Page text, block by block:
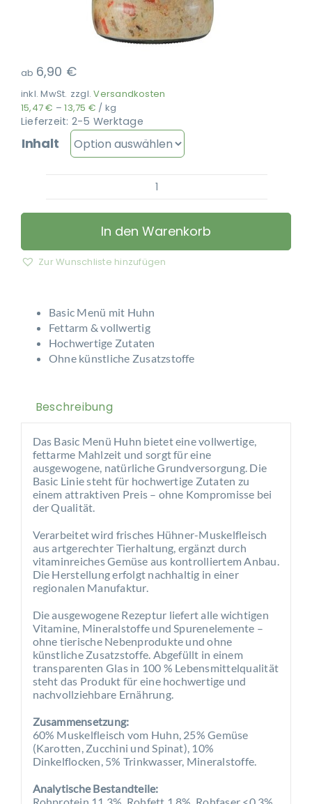
ab 6,90 €
inkl. MwSt. zzgl.Versandkosten
15,47€ –13,75 € / kg
Lieferzeit: 2-5 Werktage
Inhalt
For
Dogs
Only
Basic
In den Warenkorb
Zur Wunschliste hinzufügen
Basic Menü mit Huhn
Fettarm & vollwertig
Hochwertige Zutaten
Ohne künstliche Zusatzstoffe
Beschreibung
Das Basic Menü Huhn bietet eine vollwertige,
fettarme Mahlzeit und sorgt für eine
ausgewogene, natürliche Grundversorgung. Die
Basic Linie steht für hochwertige Zutaten zu
einem attraktiven Preis – ohne Kompromisse bei
der Qualität.
Verarbeitet wird frisches Hühner-Muskelfleisch
aus artgerechter Tierhaltung, ergänzt durch
vitaminreiches Gemüse aus kontrolliertem Anbau.
Die Herstellung erfolgt nachhaltig in einer
regionalen Manufaktur.
Die ausgewogene Rezeptur liefert alle wichtigen
Vitamine, Mineralstoffe und Spurenelemente –
ohne tierische Nebenprodukte und ohne
künstliche Zusatzstoffe. Abgefüllt in einem
transparenten Glas in 100 % Lebensmittelqualität
steht das Produkt für eine hochwertige und
nachvollziehbare Ernährung.
Zusammensetzung:
60% Muskelfleisch vom Huhn, 25% Gemüse
(Karotten, Zucchini und Spinat), 10%
Dinkelflocken, 5% Trinkwasser, Mineralstoffe.
Analytische Bestandteile:
Rohprotein 11,3%, Rohfett 1,8%, Rohfaser <0,3%,